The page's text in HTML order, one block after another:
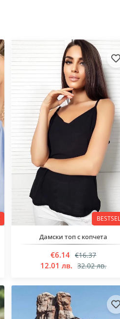
Дамски топ с копчета
€6.14 €16.37
12.01 лв. 32.02 лв.